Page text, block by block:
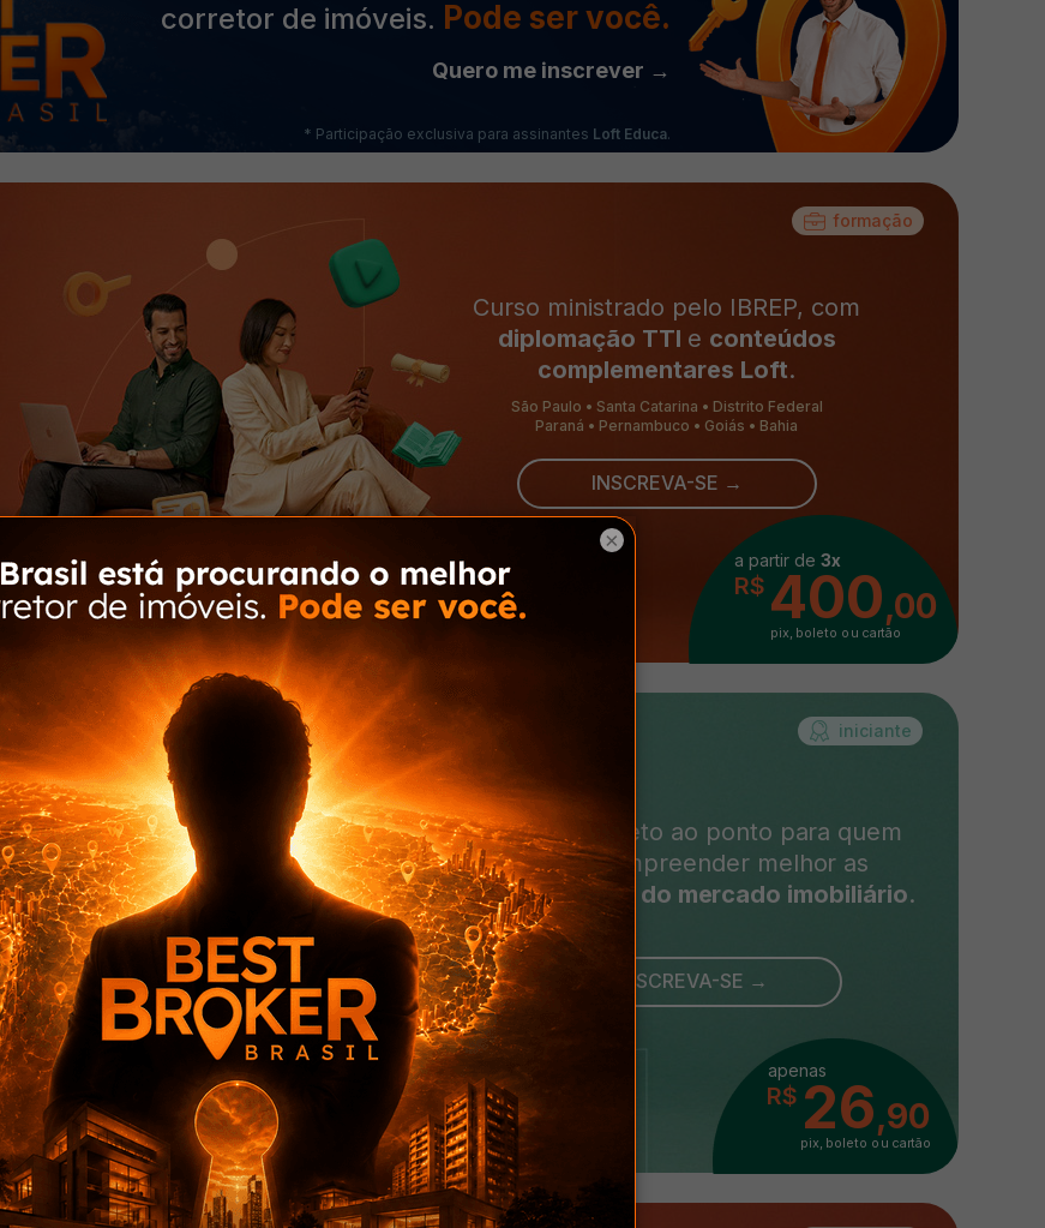
Curso ministrado pelo IBREP, com
diplomação TTI e conteúdos
complementares Loft.
formação
a partir de 3x
R$ 400,00
pix, boleto ou cartão
INSCREVA-SE →
São Paulo • Santa Catarina • Distrito Federal
Paraná • Pernambuco • Goiás • Bahia
Um curso direto ao ponto para quem
deseja compreender melhor as
oportunidades do mercado imobiliário.
iniciante
apenas
R$ 26,90
pix, boleto ou cartão
INSCREVA-SE →
corretor de imóveis. Pode ser você.
Quero me inscrever →
* Participação exclusiva para assinantes Loft Educa.
×